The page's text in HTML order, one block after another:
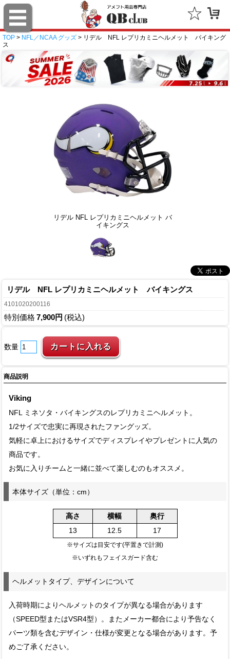
TOP > NFL／NCAA グッズ > リデル NFL レプリカミニヘルメット バイキング
ス
リデル NFL レプリカミニヘルメット バ
イキングス
リデル NFL レプリカミニヘルメット バイキングス
4101020200116
特別価格 7,900円 (税込)
数量
商品説明
Viking
NFL ミネソタ・バイキングスのレプリカミニヘルメット。
1/2サイズで忠実に再現されたファングッズ。
気軽に卓上におけるサイズでディスプレイやプレゼントに人気の
商品です。
お気に入りチームと一緒に並べて楽しむのもオススメ。
本体サイズ（単位：cm）
高さ 横幅
奥行
13
12.5 17
※サイズは目安です(平置きで計測)
※いずれもフェイスガード含む
ヘルメットタイプ、デザインについて
入荷時期によりヘルメットのタイプが異なる場合があります
（SPEED型またはVSR4型）。またメーカー都合により予告なく
パーツ類を含むデザイン・仕様が変更となる場合があります。予
めご了承ください。